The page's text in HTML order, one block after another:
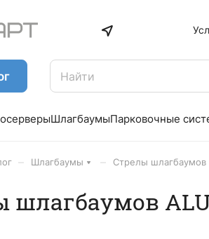
ШлагбаумыПарковочные
Шлагбаумы Стрелы шлагбаумов
шлагбаумов